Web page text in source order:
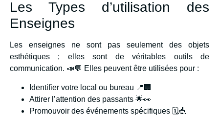
Les Types d’utilisation des
Enseignes
Les enseignes ne sont pas seulement des objets
esthétiques ; elles sont de véritables outils de
communication. 📣💬 Elles peuvent être utilisées pour :
Identifier votre local ou bureau 📍🏢
Attirer l’attention des passants 🌟👀
Promouvoir des événements spécifiques 🗓️🎪